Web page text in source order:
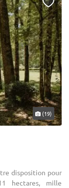
(19)
disposition pour
hectares, mille